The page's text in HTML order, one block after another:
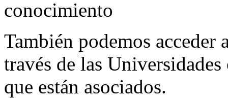
También podemos acceder
través de las
que están asociados.